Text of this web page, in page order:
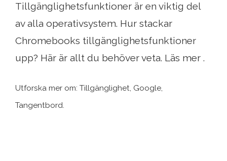
Tillgänglighetsfunktioner är en viktig del
av alla operativsystem. Hur stackar
Chromebooks tillgänglighetsfunktioner
upp? Här är allt du behöver veta. Läs mer .
Utforska mer om: Tillgänglighet, Google,
Tangentbord.